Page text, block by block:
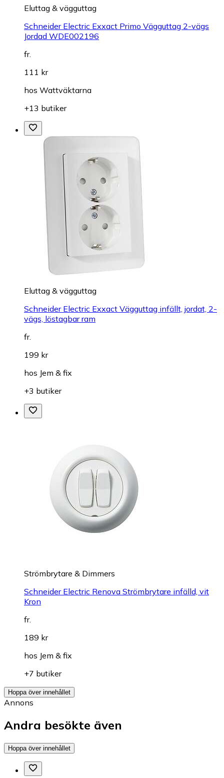
Eluttag & vägguttag
Schneider Electric Exxact Primo Vägguttag 2-vägs
Jordad WDE002196
fr.
111 kr
hos Wattväktarna
+13 butiker
Eluttag & vägguttag
Schneider Electric Exxact Vägguttag infällt, jordat, 2-
vägs, löstagbar ram
fr.
199 kr
hos Jem & fix
+3 butiker
Strömbrytare & Dimmers
Schneider Electric Renova Strömbrytare infälld, vit
Kron
fr.
189 kr
hos Jem & fix
+7 butiker
Hoppa över innehållet
Annons
Andra besökte även
Hoppa över innehållet